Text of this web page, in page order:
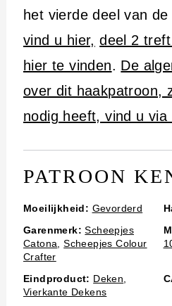
het vierde deel van de
vind u hier, deel 2
hier te vinden. De
over dit haakpatroon,
nodig heeft, vind u via
PATROON
Moeilijkheid: Gevorderd
Garenmerk: Scheepjes
Catona ,Scheepjes Colour
Crafter
Eindproduct: Deken
Vierkante Dekens